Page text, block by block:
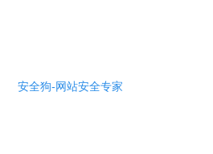
安全狗-网站安全专家